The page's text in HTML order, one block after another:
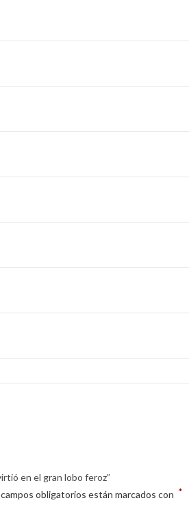
en el gran lobo feroz”
obligatorios están marcados con *